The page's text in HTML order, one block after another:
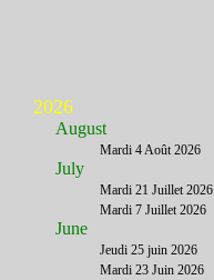
2026
August
Mardi 4 Août 2026
July
Mardi 21 Juillet 2026
Mardi 7 Juillet 2026
June
Jeudi 25 juin 2026
Mardi 23 Juin 2026